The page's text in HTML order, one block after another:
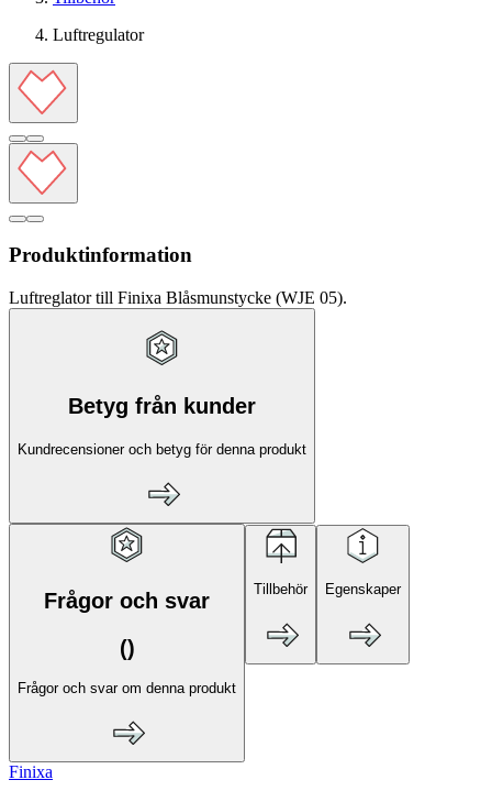
Luftregulator
Produktinformation
Luftreglator till Finixa Blåsmunstycke (WJE 05).
Betyg från kunder
Kundrecensioner och betyg för denna produkt
Frågor och svar
()
Frågor och svar om denna produkt
Tillbehör Egenskaper
Finixa